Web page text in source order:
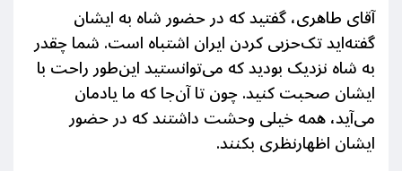
آقای طاهری، گفتید که در حضور شاه به ایشان
گفته‌اید تک‌حزبی کردن ایران اشتباه است. شما چقدر
به شاه نزدیک بودید که می‌توانستید این‌طور راحت با
ایشان صحبت کنید. چون تا آن‌جا که ما یادمان
می‌آید، همه خیلی وحشت داشتند که در حضور
ایشان اظهارنظری بکنند.